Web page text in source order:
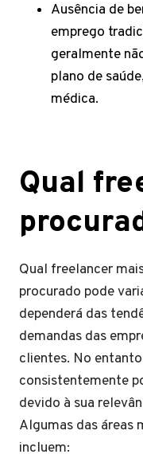
Ausência de
emprego
geralmente
plano de
médica.
Qual
Qual freelancer
procurado pode
dependerá das
demandas das
clientes. No
consistentemente
devido à sua
Algumas das áreas
incluem: